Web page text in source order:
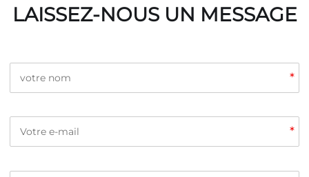
LAISSEZ-NOUS UN MESSAGE
*
*